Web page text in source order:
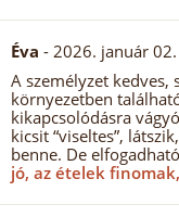
Éva - 2026. január
A személyzet kedves,
környezetben
kikapcsolódásra
kicsit “viseltes”,
benne. De
jó, az ételek